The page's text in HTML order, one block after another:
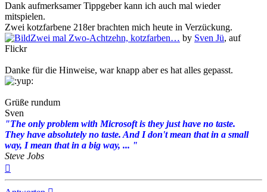
Dank aufmerksamer Tippgeber kann ich auch mal wieder
mitspielen.
Zwei kotzfarbene 218er brachten mich heute in Verzückung.
Zwei mal Zwo-Achtzehn, kotzfarben… by Sven Jü, auf
Flickr
Danke für die Hinweise, war knapp aber es hat alles gepasst.
Grüße rundum
Sven
"The only problem with Microsoft is they just have no taste.
They have absolutely no taste. And I don't mean that in a small
way, I mean that in a big way, ... "
Steve Jobs